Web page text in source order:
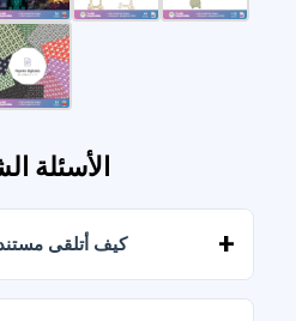
الأسئلة
كيف أتلقى